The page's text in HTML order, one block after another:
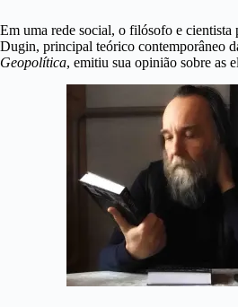
Em uma rede social, o filósofo e
Dugin, principal teórico contemporâneo
Geopolítica, emitiu sua opinião sobre as